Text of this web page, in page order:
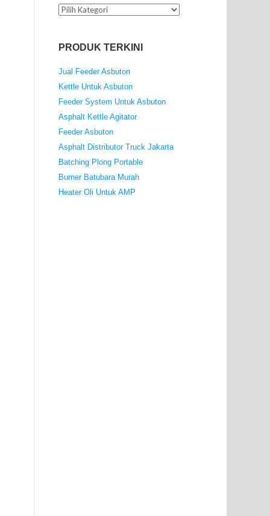
Kategori
PRODUK TERKINI
Jual Feeder Asbuton
Kettle Untuk Asbuton
Feeder System Untuk Asbuton
Asphalt Kettle Agitator
Feeder Asbuton
Asphalt Distributor Truck Jakarta
Batching Plong Portable
Burner Batubara Murah
Heater Oli Untuk AMP